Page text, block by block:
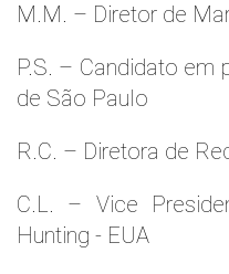
M.M. – Diretor de
P.S. – Candidato em
de São Paulo
R.C. – Diretora de
C.L. – Vice
Hunting - EUA